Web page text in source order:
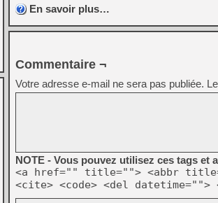
En savoir plus…
Commentaire ¬
Votre adresse e-mail ne sera pas publiée.
NOTE - Vous pouvez utilisez ces tags et
<a href="" title=""> <abbr
<cite> <code> <del